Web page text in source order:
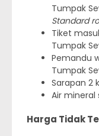
Tumpak
Standard
Tiket
Tumpak
Pemandu
Tumpak
Sarapan 2
Air mineral
Harga Tidak